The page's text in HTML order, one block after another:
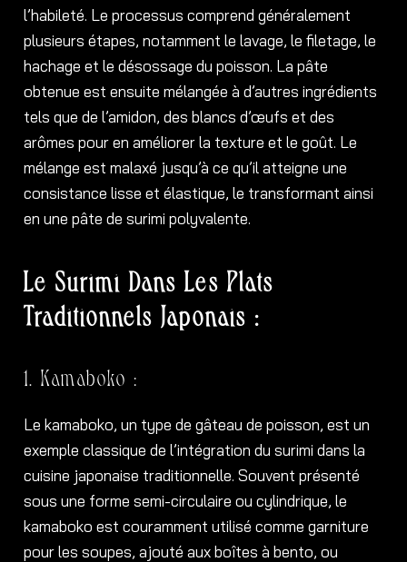
l’habileté. Le processus comprend généralement
plusieurs étapes, notamment le lavage, le filetage, le
hachage et le désossage du poisson. La pâte
obtenue est ensuite mélangée à d’autres ingrédients
tels que de l’amidon, des blancs d’œufs et des
arômes pour en améliorer la texture et le goût. Le
mélange est malaxé jusqu’à ce qu’il atteigne une
consistance lisse et élastique, le transformant ainsi
en une pâte de surimi polyvalente.
Le Surimi Dans Les Plats
Traditionnels Japonais :
1. Kamaboko :
Le kamaboko, un type de gâteau de poisson, est un
exemple classique de l’intégration du surimi dans la
cuisine japonaise traditionnelle. Souvent présenté
sous une forme semi-circulaire ou cylindrique, le
kamaboko est couramment utilisé comme garniture
pour les soupes, ajouté aux boîtes à bento, ou